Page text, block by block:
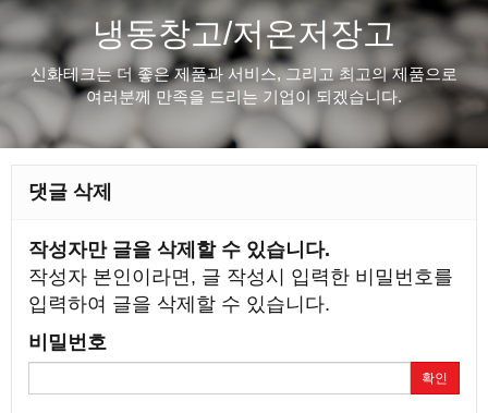
냉동창고/저온저장고
신화테크는 더 좋은 제품과 서비스, 그리고 최고의 제품으로
여러분께 만족을 드리는 기업이 되겠습니다.
댓글 삭제
작성자만 글을 삭제할 수 있습니다.
작성자 본인이라면, 글 작성시 입력한 비밀번호를
입력하여 글을 삭제할 수 있습니다.
비밀번호
확인